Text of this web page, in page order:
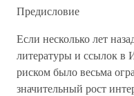
Предисловие
Если несколько лет
литературы и ссылок в
риском было весьма
значительный рост